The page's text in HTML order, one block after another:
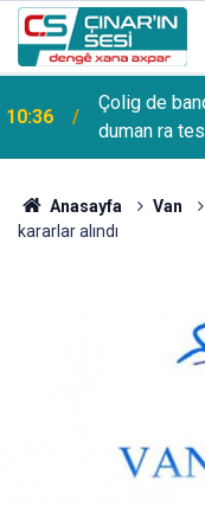
10:36
Çolig de
duman ra
Anasayfa Van
kararlar alındı